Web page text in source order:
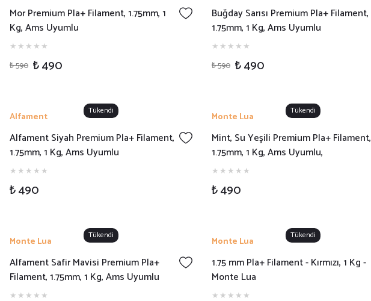
Mor Premium Pla+ Filament, 1.75mm, 1
Kg, Ams Uyumlu
₺ 590 ₺ 490
Buğday Sarısı Premium Pla+ Filament,
1.75mm, 1 Kg, Ams Uyumlu
₺ 590 ₺ 490
Tükendi
Alfament
Alfament Siyah Premium Pla+ Filament,
1.75mm, 1 Kg, Ams Uyumlu
₺ 490
Tükendi
Monte Lua
Mint, Su Yeşili Premium Pla+ Filament,
1.75mm, 1 Kg, Ams Uyumlu,
₺ 490
Tükendi
Monte Lua
Alfament Safir Mavisi Premium Pla+
Filament, 1.75mm, 1 Kg, Ams Uyumlu
Tükendi
Monte Lua
1.75 mm Pla+ Filament - Kırmızı, 1 Kg -
Monte Lua